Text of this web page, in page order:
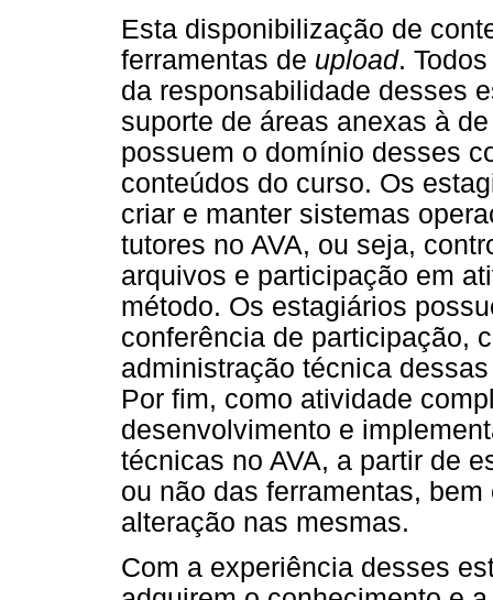
Esta disponibilização de
ferramentas de upload.
da responsabilidade desses
suporte de áreas anexas à
possuem o domínio desses
conteúdos do curso. Os
criar e manter sistemas
tutores no AVA, ou seja,
arquivos e participação em
método. Os estagiários
conferência de participação,
administração técnica
Por fim, como atividade
desenvolvimento e
técnicas no AVA, a partir de
ou não das ferramentas,
alteração nas mesmas.
Com a experiência desses